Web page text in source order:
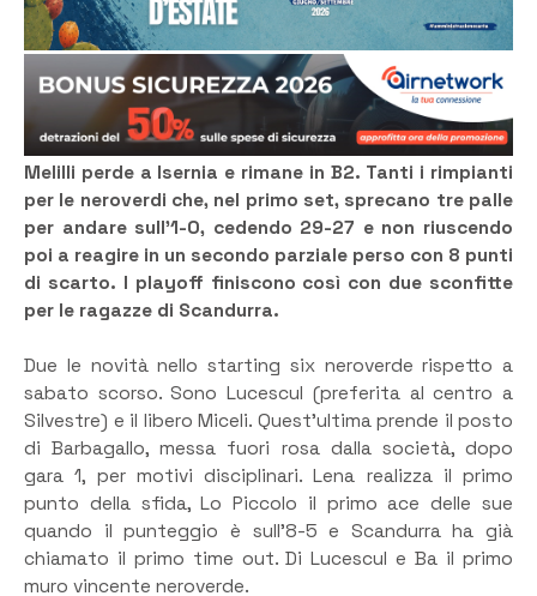
Melilli perde a Isernia e rimane in B2. Tanti i rimpianti
per le neroverdi che, nel primo set, sprecano tre palle
per andare sull’1-0, cedendo 29-27 e non riuscendo
poi a reagire in un secondo parziale perso con 8 punti
di scarto. I playoff finiscono così con due sconfitte
per le ragazze di Scandurra.
Due le novità nello starting six neroverde rispetto a
sabato scorso. Sono Lucescul (preferita al centro a
Silvestre) e il libero Miceli. Quest’ultima prende il posto
di Barbagallo, messa fuori rosa dalla società, dopo
gara 1, per motivi disciplinari. Lena realizza il primo
punto della sfida, Lo Piccolo il primo ace delle sue
quando il punteggio è sull’8-5 e Scandurra ha già
chiamato il primo time out. Di Lucescul e Ba il primo
muro vincente neroverde.